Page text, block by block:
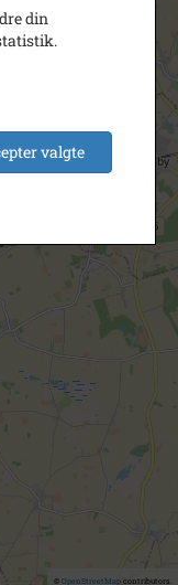
© OpenStreetMapcontributors.
din
valgte